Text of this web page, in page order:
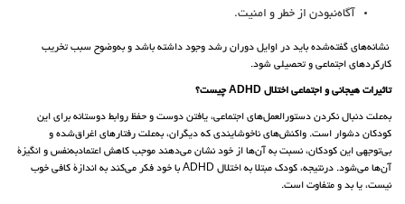
آگاه‌نبودن از خطر و امنیت.
نشانه‌های گفته‌شده باید در اوایل دوران رشد وجود داشته باشد و به‌وضوح سبب تخریب
کارکردهای اجتماعی و تحصیلی شود.
تاثیرات هیجانی و اجتماعی اختلال ADHD چیست؟
به‌علت دنبال ‌نکردن دستورالعمل‌های اجتماعی، یافتن دوست و حفظ روابط دوستانه برای این
کودکان دشوار است. واکنش‌های ناخوشایندی که دیگران، به‌علت رفتارهای اغراق‌شده و
بی‌توجهی این کودکان، نسبت به آن‌ها از خود نشان می‌دهند موجب کاهش اعتمادبه‌نفس و انگیزۀ
آن‌ها می‌شود. درنتیجه، کودک مبتلا به اختلال ADHD با خود فکر می‌کند به اندازۀ کافی خوب
نیست، یا بد و متفاوت است.